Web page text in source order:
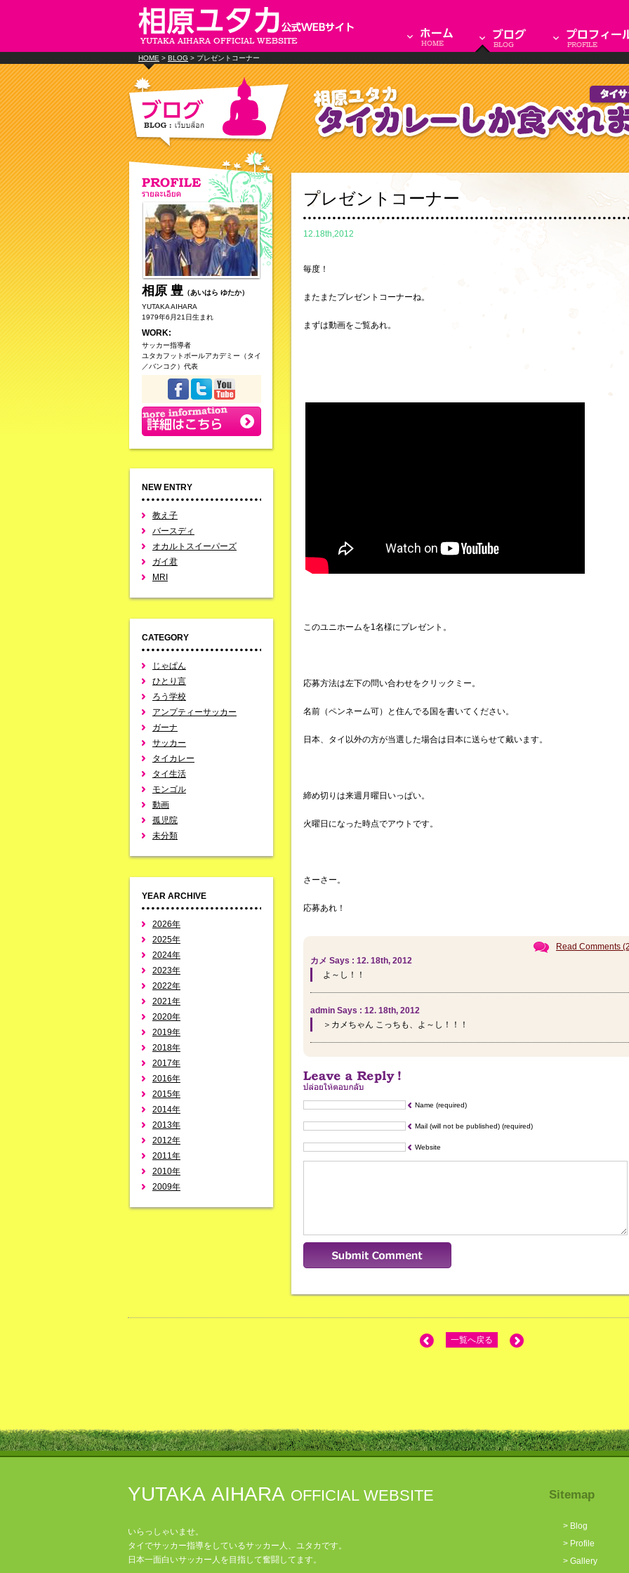
HOME > BLOG > プレゼントコーナー
相原 豊 （あいはら ゆたか）
YUTAKA AIHARA
1979年6月21日生まれ
WORK:
サッカー指導者
ユタカフットボールアカデミー（タイ
／バンコク）代表
NEW ENTRY
教え子
バースディ
オカルトスイーパーズ
ガイ君
MRI
CATEGORY
じゃぱん
ひとり言
ろう学校
アンプティーサッカー
ガーナ
サッカー
タイカレー
タイ生活
モンゴル
動画
孤児院
未分類
YEAR ARCHIVE
2026年
2025年
2024年
2023年
2022年
2021年
2020年
2019年
2018年
2017年
2016年
2015年
2014年
2013年
2012年
2011年
2010年
2009年
プレゼントコーナー
12.18th,2012
毎度！
またまたプレゼントコーナーね。
まずは動画をご覧あれ。
このユニホームを1名様にプレゼント。
応募方法は左下の問い合わせをクリックミー。
名前（ペンネーム可）と住んでる国を書いてください。
日本、タイ以外の方が当選した場合は日本に送らせて戴います。
締め切りは来週月曜日いっぱい。
火曜日になった時点でアウトです。
さーさー。
応募あれ！
Read Comments
カメ Says : 12. 18th, 2012
よ～し！！
admin Says : 12. 18th, 2012
＞カメちゃん こっちも、よ～し！！！
Name (required)
Mail (will not be published) (required)
Website
一覧へ戻る
YUTAKA AIHARA OFFICIAL WEBSITE
いらっしゃいませ。
タイでサッカー指導をしているサッカー人、ユタカです。
日本一面白いサッカー人を目指して奮闘してます。
Sitemap
> Blog
> Profile
> Gallery